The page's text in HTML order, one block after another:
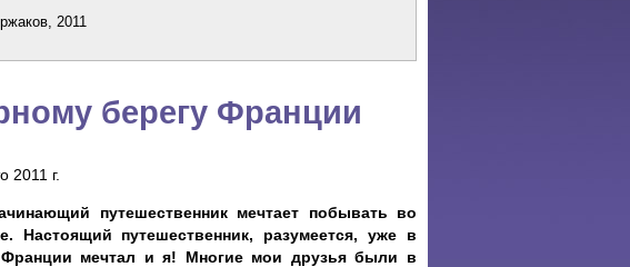
2011
берегу Франции
2011 г.
путешественник мечтает побывать во
путешественник, разумеется, уже в
мечтал и я! Многие мои друзья были в